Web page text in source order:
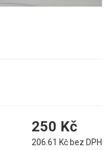
250 Kč
206.61 Kč bez DPH